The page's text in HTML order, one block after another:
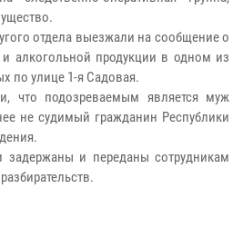
отдела выезжали на сообщение о
алкогольной продукции в одном из
по улице 1-я Садовая.
что подозреваемым является муж
не судимый гражданин Республики
задержаны и переданы сотрудникам